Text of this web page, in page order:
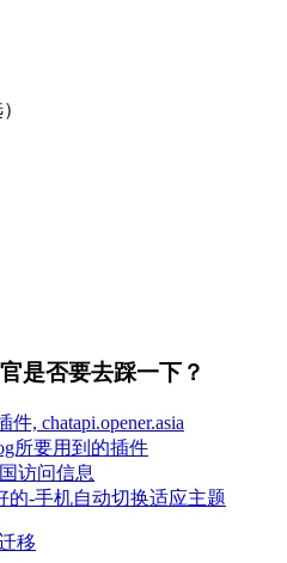
是否要去踩一下？
, chatapi.opener.asia
所要用到的插件
访问信息
的-手机自动切换适应主题
移